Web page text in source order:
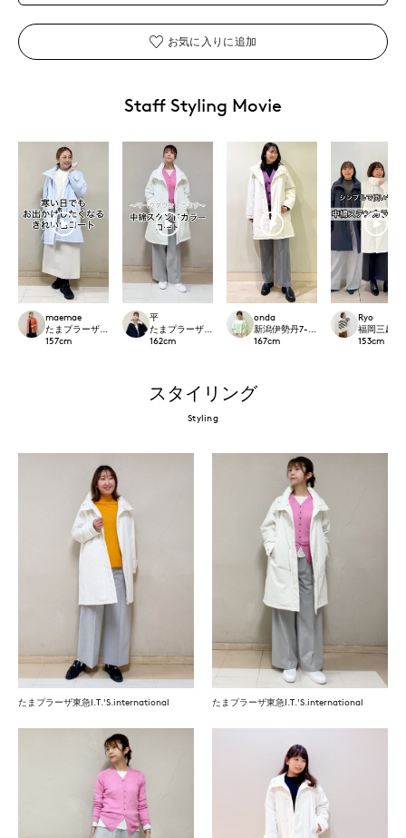
お気に入りに追加
Staff Styling Movie
maemae
たまプラーザ東急I.T.'S.international
157cm
平
たまプラーザ東急I.T.'S.international
162cm
onda
新潟伊勢丹7-IDconcept.
167cm
Ryo
福岡三越
153cm
スタイリング
Styling
たまプラーザ東急I.T.'S.international たまプラーザ東急I.T.'S.international